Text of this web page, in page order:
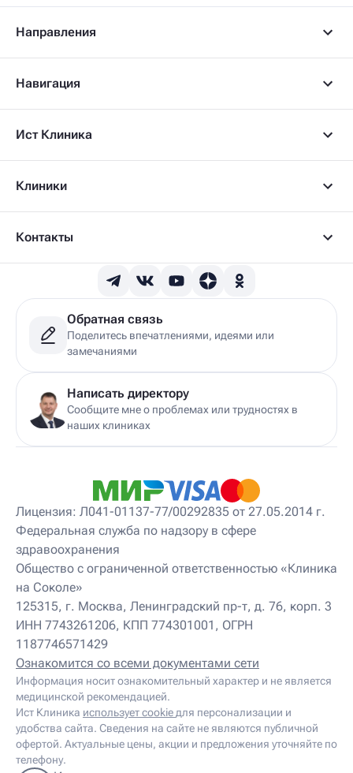
Гериатр
Гинеколог
Гирудолог
Дерматовенеролог
Детский вертебролог
Детский врач УЗИ
Детский гепатолог
Детский гинеколог
Детский гинеколог-эндокринолог
Детский гирудотерапевт
Детский дерматовенеролог
Детский дерматолог
Детский диетолог
Детский инструктор ЛФК
Детский кинезиолог
Детский консультирующий врач ЛФК
Детский мануальный терапевт
Детский массажист
Детский невропатолог
Детский нейропсихолог
Детский нутрициолог
Детский ортопед
Детский остеопат
Детский отоневролог
Детский подиатр
Детский психолог
Детский психотерапевт
Детский реабилитолог
Детский ревматолог
Детский рефлексотерапевт
Детский сомнолог
Детский спортивный врач
Детский травматолог
Детский травматолог-ортопед
Детский физиотерапевт
Направления
Навигация
Ист Клиника
Клиники
Контакты
Обратная связь
Поделитесь впечатлениями, идеями или
замечаниями
Написать директору
Сообщите мне о проблемах или трудностях в
наших клиниках
Лицензия: Л041-01137-77/00292835 от 27.05.2014 г.
Федеральная служба по надзору в сфере
здравоохранения
Общество с ограниченной ответственностью «Клиника
на Соколе»
125315, г. Москва, Ленинградский пр-т, д. 76, корп. 3
ИНН 7743261206, КПП 774301001, ОГРН
1187746571429
Ознакомится со всеми документами сети
Информация носит ознакомительный характер и не является
медицинской рекомендацией.
Ист Клиника использует cookie для персонализации и
удобства сайта. Сведения на сайте не являются публичной
офертой. Актуальные цены, акции и предложения уточняйте по
телефону.